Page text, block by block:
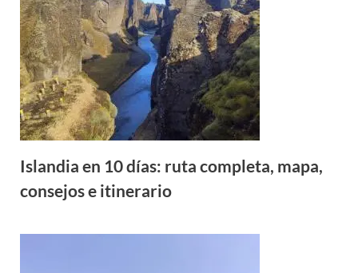
Islandia en 10 días: ruta completa, mapa,
consejos e itinerario